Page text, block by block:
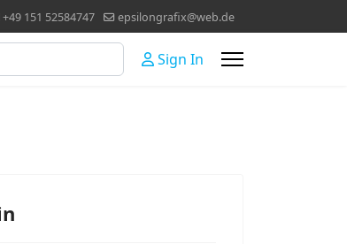
+49 151 52584747 epsilongrafix@web.de
Sign In